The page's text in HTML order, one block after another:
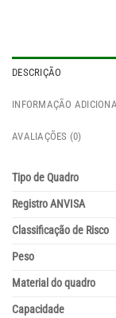
DESCRIÇÃO
INFORMAÇÃO
AVALIAÇÕES (0)
Tipo de Quadro
Registro ANVISA
Classificação de Risco
Peso
Material do quadro
Capacidade